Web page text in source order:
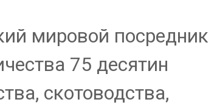
мировой посредник
75 десятин
скотоводства,